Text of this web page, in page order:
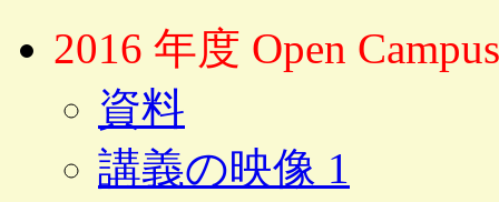
2016 年度 Open
資料
講義の映像 1